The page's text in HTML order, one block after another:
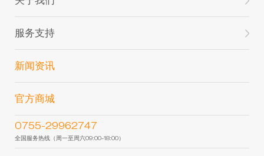
服务支持
新闻资讯
官方商城
0755-29962747
全国服务热线（周一至周六09:00-18:00）